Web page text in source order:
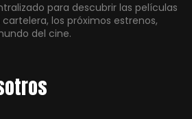
para descubrir las películas
los próximos estrenos,
del cine.